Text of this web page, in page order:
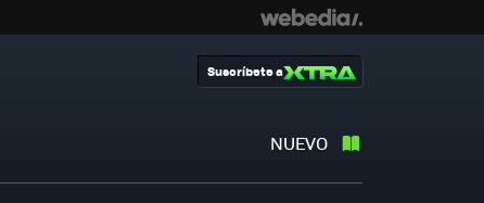
NUEVO
Suscríbete a